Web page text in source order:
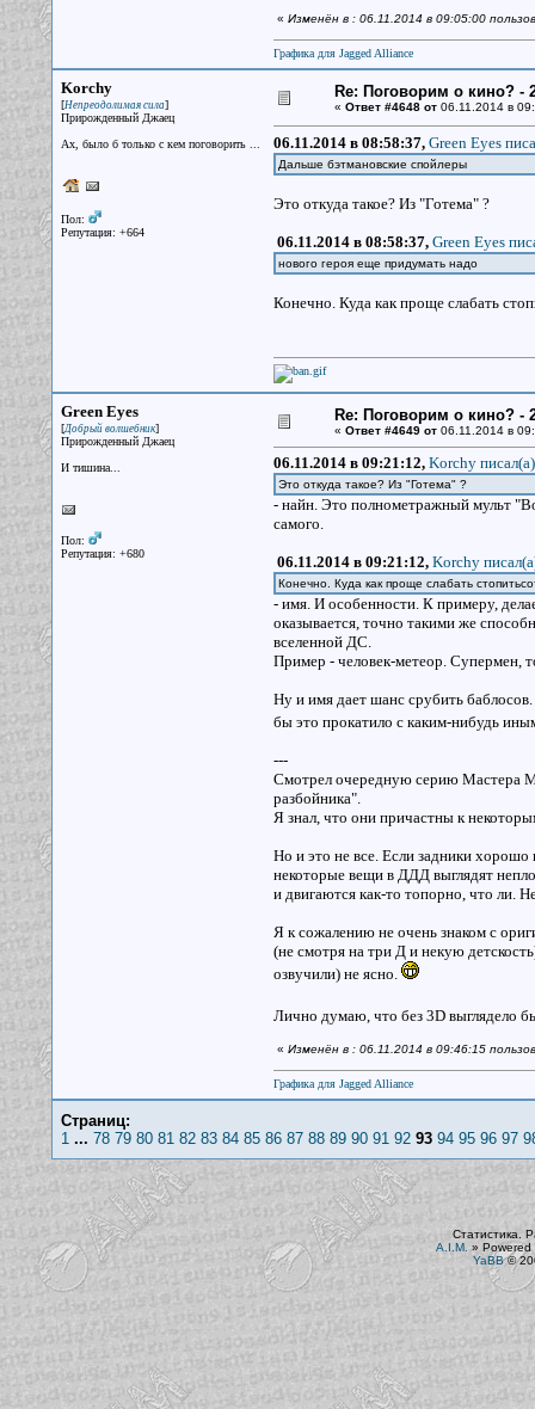
« Изменён в : 06.11.2014 в 09:05:00
Графика для Jagged Alliance
Korchy
[Непреодолимая сила]
Прирожденный Джаец
Ах, было б только с кем поговорить ...
Пол:
Репутация: +664
Re: Поговорим о кино? -
« Ответ #4648 от06.11.2014 в
06.11.2014 в 08:58:37, Green Eyes
Дальше бэтмановские спойлеры
Это откуда такое? Из "Готема" ?
06.11.2014 в 08:58:37, Green Eyes
нового героя еще придумать надо
Конечно. Куда как проще слабать
Green Eyes
[Добрый волшебник]
Прирожденный Джаец
И тишина...
Пол:
Репутация: +680
Re: Поговорим о кино? -
« Ответ #4649 от06.11.2014 в
06.11.2014 в 09:21:12, Korchy писал(a)
Это откуда такое? Из "Готема" ?
- найн. Это полнометражный мульт
самого.
06.11.2014 в 09:21:12, Korchy
Конечно. Куда как проще слабать
- имя. И особенности. К примеру,
оказывается, точно такими же
вселенной ДС.
Пример - человек-метеор. Супермен,
Ну и имя дает шанс срубить
бы это прокатило с каким-нибудь
---
Смотрел очередную серию Мастера
разбойника".
Я знал, что они причастны к
Но и это не все. Если задники
некоторые вещи в ДДД выглядят
и двигаются как-то топорно, что ли.
Я к сожалению не очень знаком с
(не смотря на три Д и некую
озвучили) не ясно.
Лично думаю, что без 3D выглядело
« Изменён в : 06.11.2014 в 09:46:15
Графика для Jagged Alliance
Страниц:
1... 78 79 80 81 82 83 84 85 86 87 88 89 90 91 92 93 94 95 96 97
Статистика.
A.I.M. » Powered
YaBB©